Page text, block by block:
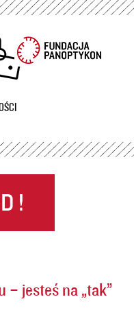
– jesteś na „tak”